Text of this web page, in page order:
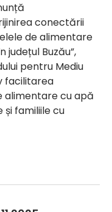
conectării
de alimentare
județul Buzău”,
pentru Mediu
facilitarea
alimentare cu apă
familiile cu